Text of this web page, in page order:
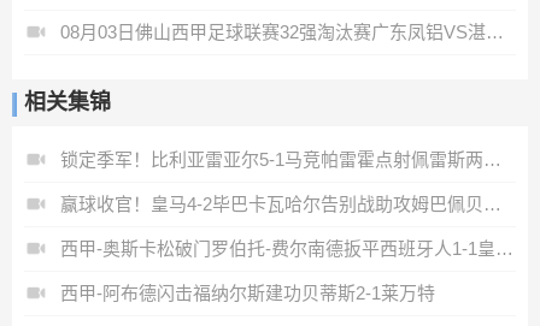
08月03日佛山西甲足球联赛32强淘汰赛广东凤铝VS湛江八部科技全场录像
相关集锦
锁定季军！比利亚雷亚尔5-1马竞帕雷霍点射佩雷斯两射一传
赢球收官！皇马4-2毕巴卡瓦哈尔告别战助攻姆巴佩贝林厄姆破门
西甲-奥斯卡松破门罗伯托-费尔南德扳平西班牙人1-1皇家社会
西甲-阿布德闪击福纳尔斯建功贝蒂斯2-1莱万特